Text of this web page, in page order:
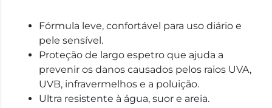
Fórmula leve, confortável para uso diário e
pele sensível.
Proteção de largo espetro que ajuda a
prevenir os danos causados pelos raios UVA,
UVB, infravermelhos e a poluição.
Ultra resistente à água, suor e areia.